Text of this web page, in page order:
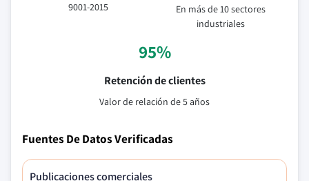
9001-2015
En más de 10 sectores
industriales
95%
Retención de clientes
Valor de relación de 5 años
Fuentes De Datos Verificadas
Publicaciones comerciales